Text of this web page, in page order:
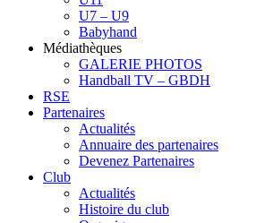
U7 – U9
Babyhand
Médiathèques
GALERIE PHOTOS
Handball TV – GBDH
RSE
Partenaires
Actualités
Annuaire des partenaires
Devenez Partenaires
Club
Actualités
Histoire du club